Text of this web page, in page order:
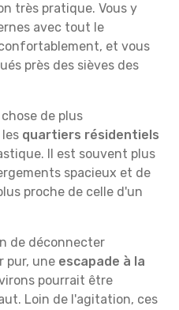
très pratique. Vous y
avec tout le
et vous
près des sièves des
de plus
quartiers résidentiels
Il est souvent plus
spacieux et de
proche de celle d'un
de déconnecter
pur, une escapade à la
pourrait être
Loin de l'agitation, ces